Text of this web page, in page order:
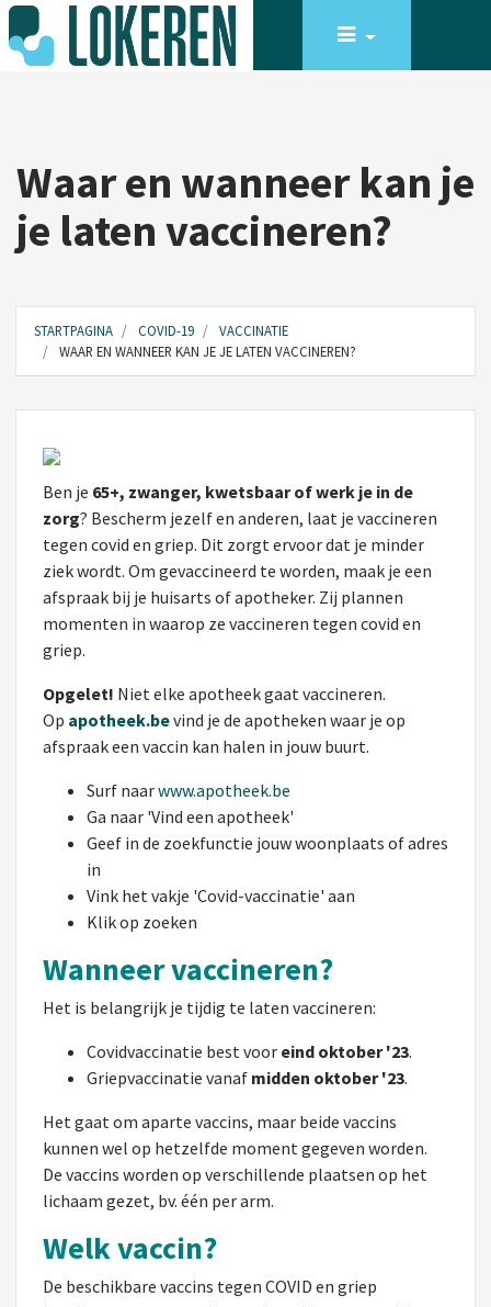
Waar en wanneer kan je
je laten vaccineren?
STARTPAGINA COVID-19
VACCINATIE
WAAR EN WANNEER KAN JE JE LATEN VACCINEREN?
Ben je 65+, zwanger, kwetsbaar of werk je in de
zorg? Bescherm jezelf en anderen, laat je vaccineren
tegen covid en griep. Dit zorgt ervoor dat je minder
ziek wordt. Om gevaccineerd te worden, maak je een
afspraak bij je huisarts of apotheker. Zij plannen
momenten in waarop ze vaccineren tegen covid en
griep.
Opgelet! Niet elke apotheek gaat vaccineren.
Op apotheek.bevind je de apotheken waar je op
afspraak een vaccin kan halen in jouw buurt.
Surf naarwww.apotheek.be
Ga naar 'Vind een apotheek'
Geef in de zoekfunctie jouw woonplaats of adres
in
Vink het vakje 'Covid-vaccinatie' aan
Klik op zoeken
Wanneer vaccineren?
Het is belangrijk je tijdig te laten vaccineren:
Covidvaccinatie best voor eind oktober '23.
Griepvaccinatie vanaf midden oktober '23.
Het gaat om aparte vaccins, maar beide vaccins
kunnen wel op hetzelfde moment gegeven worden.
De vaccins worden op verschillende plaatsen op het
lichaam gezet, bv. één per arm.
Welk vaccin?
De beschikbare vaccins tegen COVID en griep